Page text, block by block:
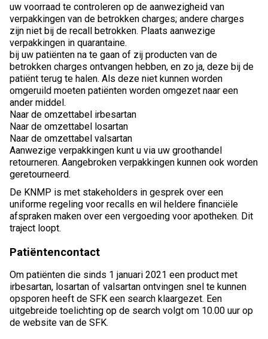
uw voorraad te controleren op de aanwezigheid van
verpakkingen van de betrokken charges; andere charges
zijn niet bij de recall betrokken. Plaats aanwezige
verpakkingen in quarantaine.
bij uw patiënten na te gaan of zij producten van de
betrokken charges ontvangen hebben, en zo ja, deze bij de
patiënt terug te halen. Als deze niet kunnen worden
omgeruild moeten patiënten worden omgezet naar een
ander middel.
Naar de omzettabel irbesartan
Naar de omzettabel losartan
Naar de omzettabel valsartan
Aanwezige verpakkingen kunt u via uw groothandel
retourneren. Aangebroken verpakkingen kunnen ook worden
geretourneerd.
De KNMP is met stakeholders in gesprek over een
uniforme regeling voor recalls en wil heldere financiële
afspraken maken over een vergoeding voor apotheken. Dit
traject loopt.
Patiëntencontact
Om patiënten die sinds 1 januari 2021 een product met
irbesartan, losartan of valsartan ontvingen snel te kunnen
opsporen heeft de SFK een search klaargezet. Een
uitgebreide toelichting op de search volgt om 10.00 uur op
de website van de SFK.